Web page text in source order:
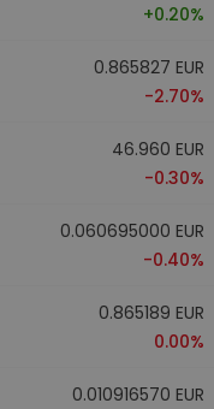
+0.20%
0.865827 EUR
-2.70%
46.960 EUR
-0.30%
0.060695000 EUR
-0.40%
0.865189 EUR
0.00%
0.010916570 EUR